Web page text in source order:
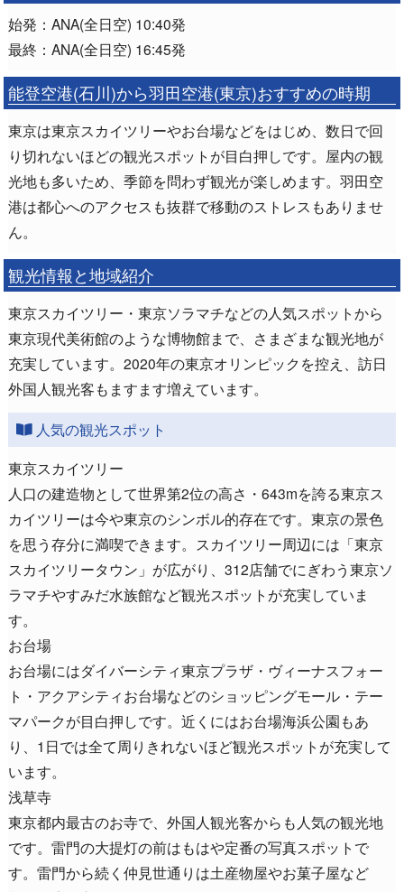
始発：ANA(全日空) 10:40発
最終：ANA(全日空) 16:45発
能登空港(石川)から羽田空港(東京)おすすめの時期
東京は東京スカイツリーやお台場などをはじめ、数日で回
り切れないほどの観光スポットが目白押しです。屋内の観
光地も多いため、季節を問わず観光が楽しめます。羽田空
港は都心へのアクセスも抜群で移動のストレスもありませ
ん。
観光情報と地域紹介
東京スカイツリー・東京ソラマチなどの人気スポットから
東京現代美術館のような博物館まで、さまざまな観光地が
充実しています。2020年の東京オリンピックを控え、訪日
外国人観光客もますます増えています。
人気の観光スポット
東京スカイツリー
人口の建造物として世界第2位の高さ・643mを誇る東京ス
カイツリーは今や東京のシンボル的存在です。東京の景色
を思う存分に満喫できます。スカイツリー周辺には「東京
スカイツリータウン」が広がり、312店舗でにぎわう東京ソ
ラマチやすみだ水族館など観光スポットが充実していま
す。
お台場
お台場にはダイバーシティ東京プラザ・ヴィーナスフォー
ト・アクアシティお台場などのショッピングモール・テー
マパークが目白押しです。近くにはお台場海浜公園もあ
り、1日では全て周りきれないほど観光スポットが充実して
います。
浅草寺
東京都内最古のお寺で、外国人観光客からも人気の観光地
です。雷門の大提灯の前はもはや定番の写真スポットで
す。雷門から続く仲見世通りは土産物屋やお菓子屋など